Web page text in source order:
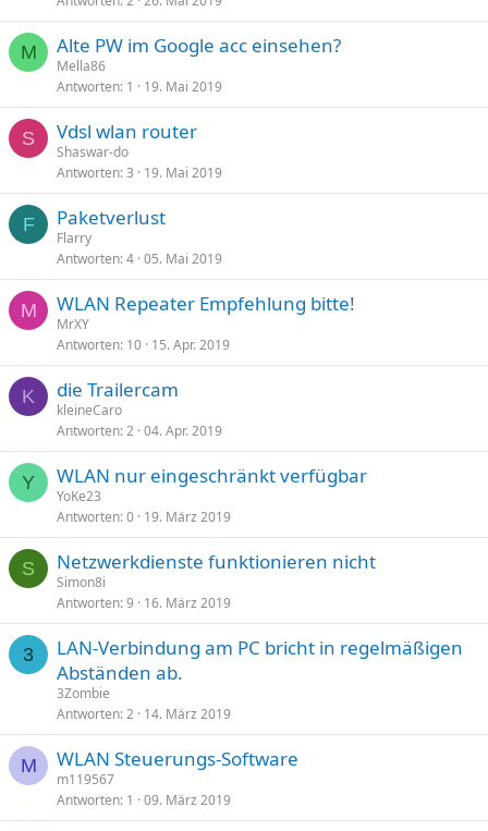
M Alte PW im Google acc einsehen?
Mella86
Antworten 1 19. Mai 2019
S Vdsl wlan router
Shaswar-do
Antworten 3 19. Mai 2019
F Paketverlust
Flarry
Antworten 4 05. Mai 2019
M WLAN Repeater Empfehlung bitte!
MrXY
Antworten 10 15. Apr. 2019
K die Trailercam
kleineCaro
Antworten 2 04. Apr. 2019
Y WLAN nur eingeschränkt verfügbar
YoKe23
Antworten 0 19. März 2019
S Netzwerkdienste funktionieren nicht
Simon8i
Antworten 9 16. März 2019
3
LAN-Verbindung am PC bricht in regelmäßigen
Abständen ab.
3Zombie
Antworten 2 14. März 2019
M WLAN Steuerungs-Software
m119567
Antworten 1 09. März 2019